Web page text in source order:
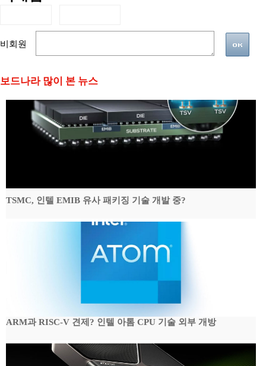
비회원
보드나라 많이 본 뉴스
TSMC, 인텔 EMIB 유사 패키징 기술 개발 중?
ARM과 RISC-V 견제? 인텔 아톰 CPU 기술 외부 개방